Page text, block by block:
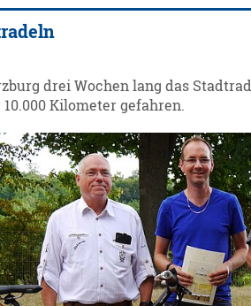
drei Wochen lang das
Kilometer gefahren.